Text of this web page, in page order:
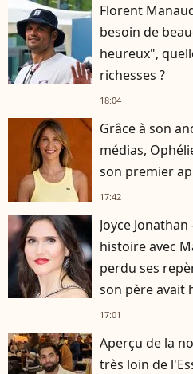
Florent
besoin de
heureux",
richesses ?
18:04
Grâce à son
médias,
son premier
17:42
Joyce
histoire avec
perdu ses
son père avait
17:01
Aperçu de la
très loin de